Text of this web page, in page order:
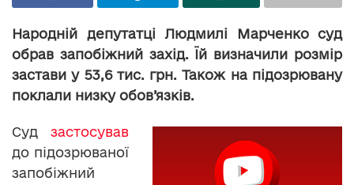
Народній депутатці Людмилі Марченко суд
обрав запобіжний захід. Їй визначили розмір
застави у 53,6 тис. грн. Також на підозрювану
поклали низку обов’язків.
Суд застосував
до підозрюваної
запобіжний